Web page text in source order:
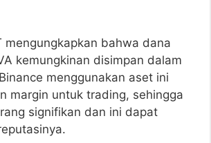
mengungkapkan bahwa dana
kemungkinan disimpan dalam
menggunakan aset ini
margin untuk trading, sehingga
signifikan dan ini dapat